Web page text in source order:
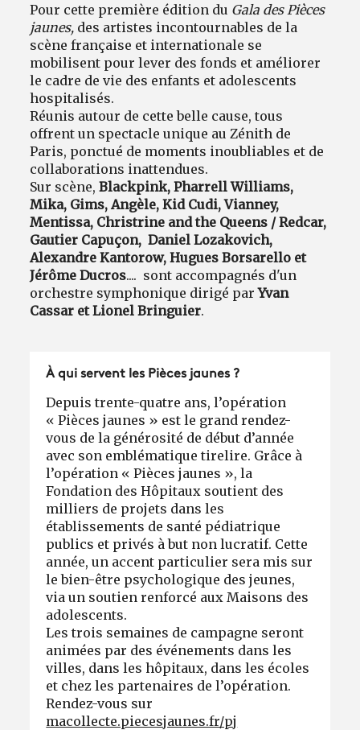
Pour cette première édition du Gala des Pièces
jaunes, des artistes incontournables de la
scène française et internationale se
mobilisent pour lever des fonds et améliorer
le cadre de vie des enfants et adolescents
hospitalisés.
Réunis autour de cette belle cause, tous
offrent un spectacle unique au Zénith de
Paris, ponctué de moments inoubliables et de
collaborations inattendues.
Sur scène,Blackpink, Pharrell Williams,
Mika, Gims, Angèle, Kid Cudi, Vianney,
Mentissa, Christrine and the Queens / Redcar,
Gautier Capuçon, Daniel Lozakovich,
Alexandre Kantorow, Hugues Borsarello et
Jérôme Ducros.... sont accompagnés d'un
orchestre symphonique dirigé parYvan
Cassar et Lionel Bringuier.
À qui servent les Pièces jaunes ?
Depuis trente-quatre ans, l’opération
« Pièces jaunes » est le grand rendez-
vous de la générosité de début d’année
avec son emblématique tirelire. Grâce à
l’opération « Pièces jaunes », la
Fondation des Hôpitaux soutient des
milliers de projets dans les
établissements de santé pédiatrique
publics et privés à but non lucratif. Cette
année, un accent particulier sera mis sur
le bien-être psychologique des jeunes,
via un soutien renforcé aux Maisons des
adolescents.
Les trois semaines de campagne seront
animées par des événements dans les
villes, dans les hôpitaux, dans les écoles
et chez les partenaires de l’opération.
Rendez-vous sur
macollecte.piecesjaunes.fr/pj